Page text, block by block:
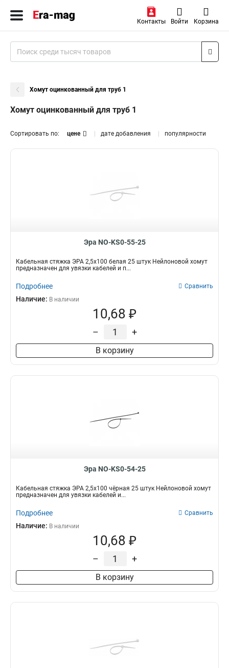
Контакты Войти Корзина
Хомут оцинкованный для труб 1
Хомут оцинкованный для труб 1
Сортировать по: цене дате добавления популярности
Эра NO-KS0-55-25
Кабельная стяжка ЭРА 2,5х100 белая 25 штук Нейлоновой хомут
предназначен для увязки кабелей и п...
Подробнее Сравнить
Наличие: В наличии
10,68 ₽
– +
В корзину
Эра NO-KS0-54-25
Кабельная стяжка ЭРА 2,5х100 чёрная 25 штук Нейлоновой хомут
предназначен для увязки кабелей и...
Подробнее Сравнить
Наличие: В наличии
10,68 ₽
– +
В корзину